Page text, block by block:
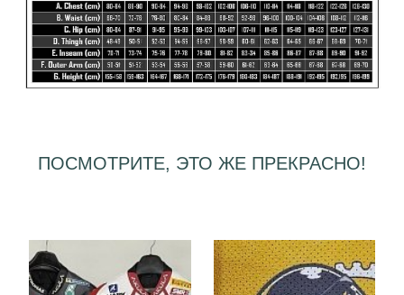
ПОСМОТРИТЕ, ЭТО ЖЕ ПРЕКРАСНО!